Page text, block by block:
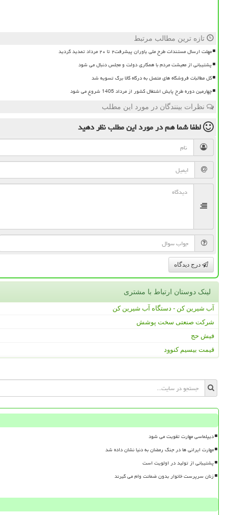
تازه ترین مطالب مرتبط
مهلت ارسال مستندات طرح ملی یاوران پیشرفت۲ تا ۲۰ مرداد تمدید گردید
پشتیبانی از معیشت مردم با همکاری دولت و مجلس دنبال می شود
کل مطالبات فروشگاه های متصل به درگاه کالا برگ تسویه شد
چهارمین دوره طرح پایش اشتغال کشور از مرداد 1405 شروع می شود
نظرات بینندگان در مورد این مطلب
لطفا شما همدر مورد این مطلبنظر دهید
درج دیدگاه
لینک دوستان ارتباط با مشتری
آب شیرین کن - دستگاه آب شیرین کن
شرکت صنعتی سخت پوشش
فیش حج
قیمت بیسیم کنوود
دیپلماسی مهارت تقویت می شود
مهارت ایرانی ها در جنگ رمضان به دنیا نشان داده شد
پشتیبانی از تولید در اولویت است
زنان سرپرست خانوار بدون ضمانت وام می گیرند